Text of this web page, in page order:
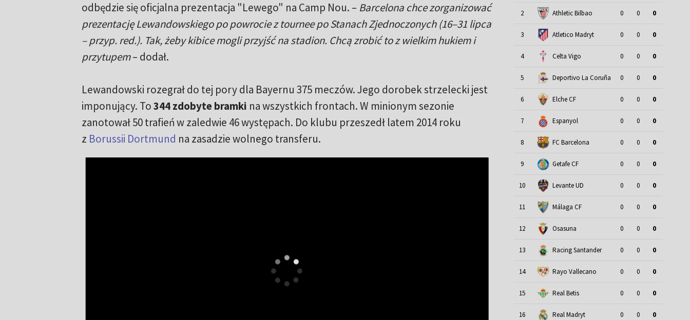
odbędzie się oficjalna prezentacja "Lewego" na Camp Nou. – Barcelona chce zorganizować
prezentację Lewandowskiego po powrocie z tournee po Stanach Zjednoczonych (16–31 lipca
– przyp. red.). Tak, żeby kibice mogli przyjść na stadion. Chcą zrobić to z wielkim hukiem i
przytupem– dodał.
Lewandowski rozegrał do tej pory dla Bayernu 375 meczów. Jego dorobek strzelecki jest
imponujący. To344 zdobyte bramki na wszystkich frontach. W minionym sezonie
zanotował 50 trafień w zaledwie 46 występach. Do klubu przeszedł latem 2014 roku
z Borussii Dortmund na zasadzie wolnego transferu.
2 Athletic Bilbao 0 0 0
3 Atletico Madryt 0 0 0
4 Celta Vigo 0 0 0
5 Deportivo La Coruña 0 0 0
6 Elche CF 0 0 0
7 Espanyol 0 0 0
8 FC Barcelona 0 0 0
9 Getafe CF 0 0 0
10 Levante UD 0 0 0
11 Málaga CF 0 0 0
12 Osasuna 0 0 0
13 Racing Santander 0 0 0
14 Rayo Vallecano 0 0 0
15 Real Betis 0 0 0
16 Real Madryt 0 0 0